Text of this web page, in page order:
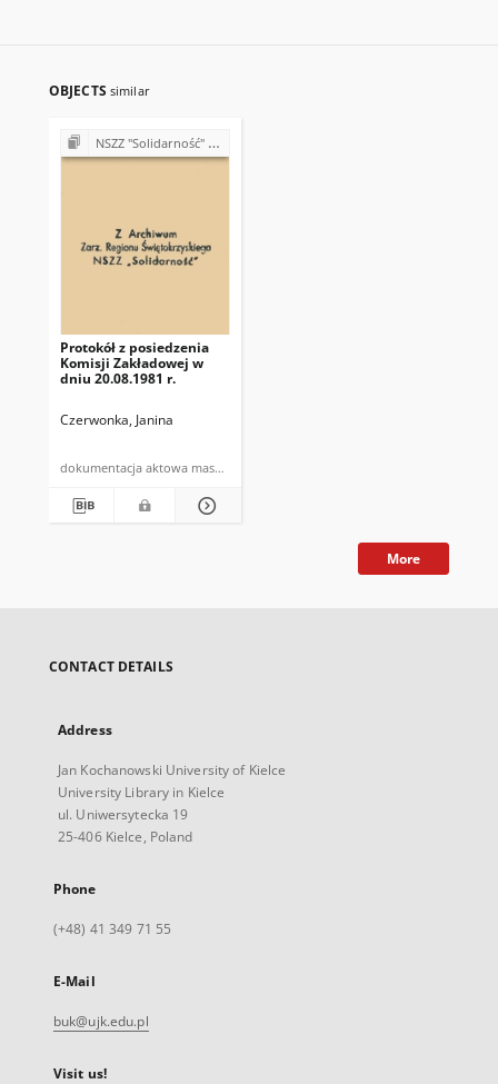
OBJECTS similar
NSZZ "Solidarność" w Państwowym Gospodarstwie Rolnym w Piekoszowie
Protokół z posiedzenia
Komisji Zakładowej w
dniu 20.08.1981 r.
Czerwonka, Janina
dokumentacja aktowa maszynopis
More
CONTACT DETAILS
Address
Jan Kochanowski University of Kielce
University Library in Kielce
ul. Uniwersytecka 19
25-406 Kielce, Poland
Phone
(+48) 41 349 71 55
E-Mail
buk@ujk.edu.pl
Visit us!